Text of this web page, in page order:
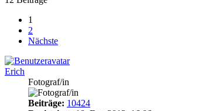
1
2
Nächste
Erich
Fotograf/in
Beiträge: 10424